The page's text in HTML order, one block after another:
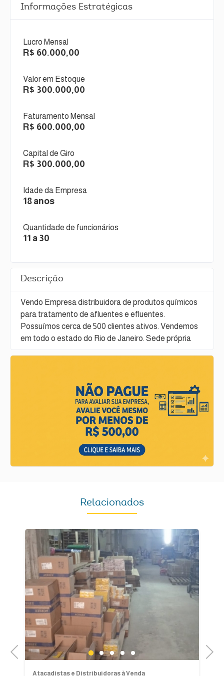
Informações Estratégicas
Lucro Mensal
R$ 60.000,00
Valor em Estoque
R$ 300.000,00
Faturamento Mensal
R$ 600.000,00
Capital de Giro
R$ 300.000,00
Idade da Empresa
18 anos
Quantidade de funcionários
11 a 30
Descrição
Vendo Empresa distribuidora de produtos químicos
para tratamento de afluentes e efluentes.
Possuímos cerca de 500 clientes ativos. Vendemos
em todo o estado do Rio de Janeiro. Sede própria
Relacionados
Previous 1 2 3 4 5
Atacadistas e Distribuidoras à Venda
Next